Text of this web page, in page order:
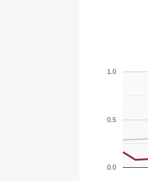
0.0
0.5
1.0